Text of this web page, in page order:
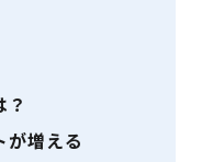
が増える